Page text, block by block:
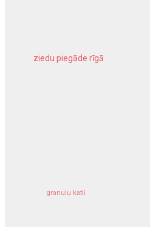
ziedu piegāde rīgā
granulu katli